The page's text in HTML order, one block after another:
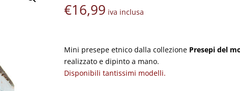
€16,99 iva inclusa
Mini presepe etnico dalla collezione Presepi del
realizzato e dipinto a mano.
Disponibili tantissimi modelli.